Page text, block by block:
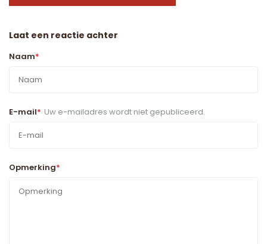
Laat een reactie achter
Naam*
E-mail* Uw e-mailadres wordt niet gepubliceerd.
Opmerking*